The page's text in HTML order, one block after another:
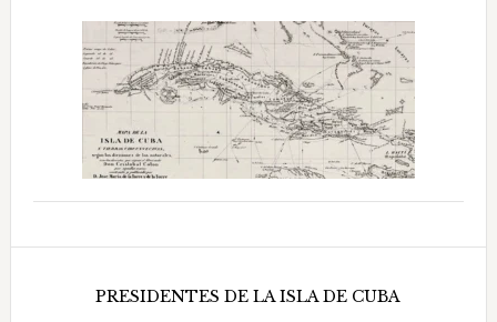
PRESIDENTES DE LA ISLA DE CUBA